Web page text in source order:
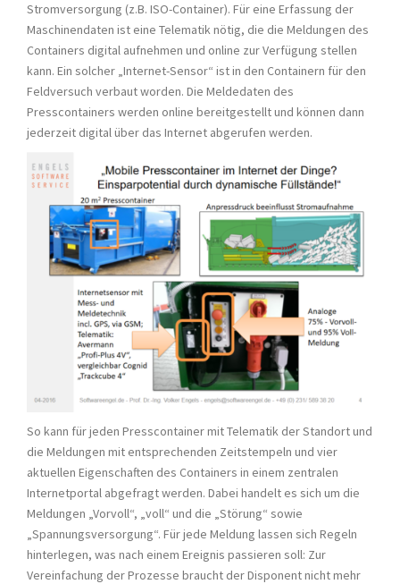
Stromversorgung (z.B. ISO-Container). Für eine Erfassung der
Maschinendaten ist eine Telematik nötig, die die Meldungen des
Containers digital aufnehmen und online zur Verfügung stellen
kann. Ein solcher „Internet-Sensor“ ist in den Containern für den
Feldversuch verbaut worden. Die Meldedaten des
Presscontainers werden online bereitgestellt und können dann
jederzeit digital über das Internet abgerufen werden.
So kann für jeden Presscontainer mit Telematik der Standort und
die Meldungen mit entsprechenden Zeitstempeln und vier
aktuellen Eigenschaften des Containers in einem zentralen
Internetportal abgefragt werden. Dabei handelt es sich um die
Meldungen „Vorvoll“, „voll“ und die „Störung“ sowie
„Spannungsversorgung“. Für jede Meldung lassen sich Regeln
hinterlegen, was nach einem Ereignis passieren soll: Zur
Vereinfachung der Prozesse braucht der Disponent nicht mehr